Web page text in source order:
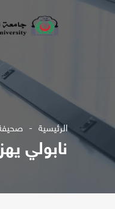
الرئيسية
نابولي